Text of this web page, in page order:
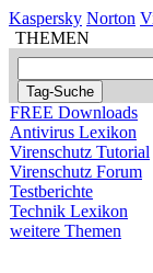
Kaspersky Norton
THEMEN
FREE Downloads
Antivirus Lexikon
Virenschutz Tutorial
Virenschutz Forum
Testberichte
Technik Lexikon
weitere Themen